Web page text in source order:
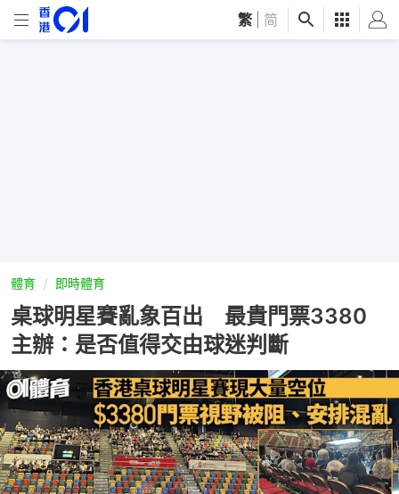
繁 简
體育 即時體育
桌球明星賽亂象百出 最貴門票3380
主辦：是否值得交由球迷判斷